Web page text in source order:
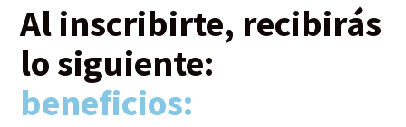
Al inscribirte, recibirás
lo siguiente:
beneficios: